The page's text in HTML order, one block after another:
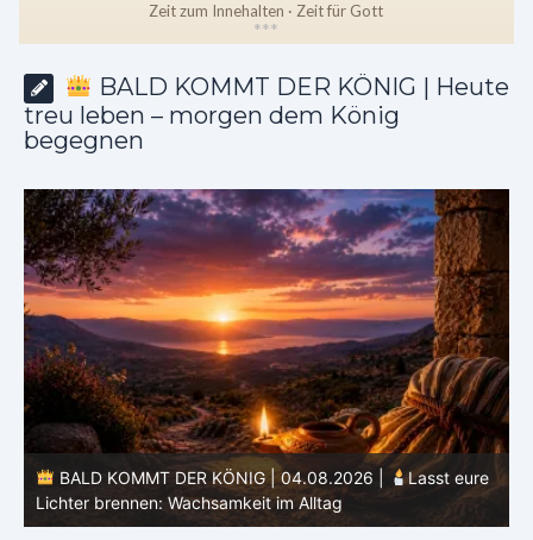
Zeit zum Innehalten · Zeit für Gott
***
BALD KOMMT DER KÖNIG | Heute
treu leben – morgen dem König
begegnen
BALD KOMMT DER KÖNIG | 04.08.2026 |
Lasst eure
Lichter brennen: Wachsamkeit im Alltag